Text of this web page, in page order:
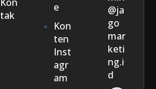
tak
e
Kon
ten
Inst
agr
am
@ja
go
mar
keti
ng.i
d